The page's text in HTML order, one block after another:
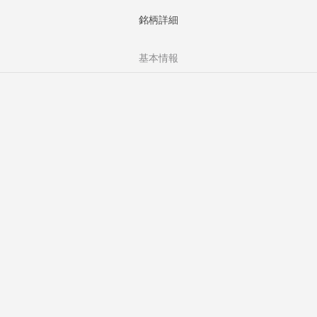
銘柄詳細
基本情報